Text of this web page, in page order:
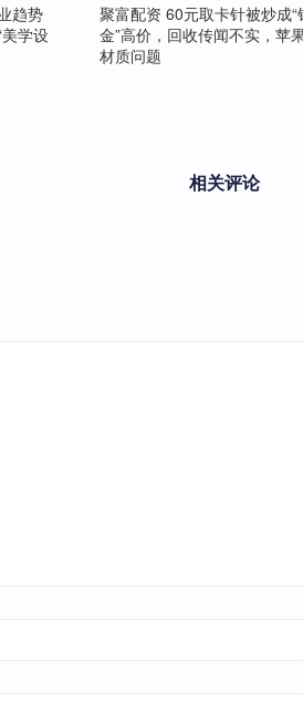
趋势
学设
聚富配资 60元取卡针被炒成“
金”高价，回收传闻不实，苹
材质问题
相关评论